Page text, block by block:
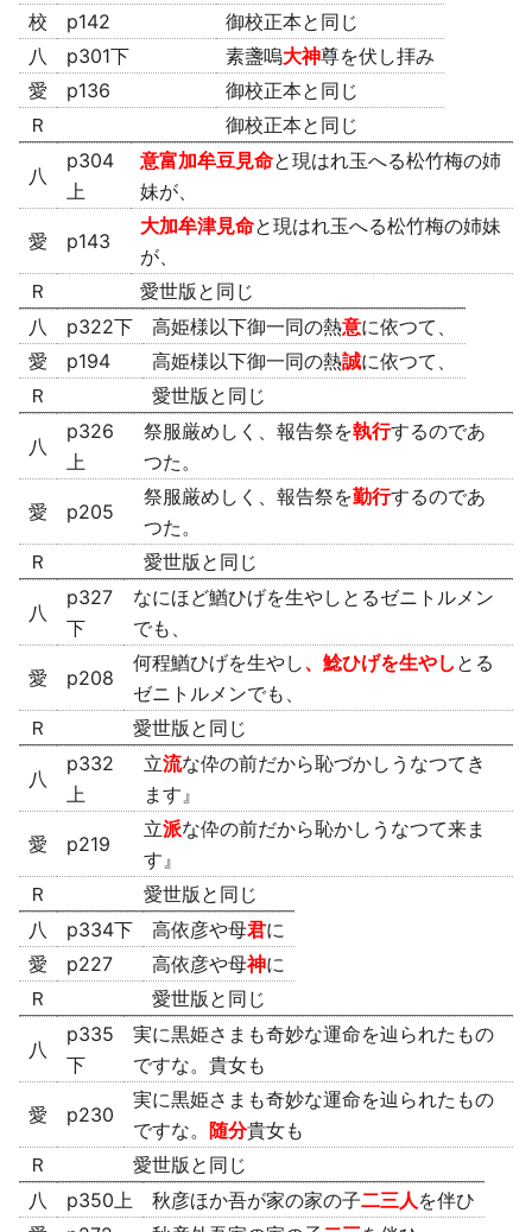
校
p142
御校正本と同じ
八
p301下 素盞嗚大神尊を伏し拝み
愛
p136
御校正本と同じ
Ｒ
御校正本と同じ
八
p304
上
意富加牟豆見命と現はれ玉へる松竹梅の姉
妹が、
愛 p143
大加牟津見命と現はれ玉へる松竹梅の姉妹
が、
Ｒ
愛世版と同じ
八
p322下 高姫様以下御一同の熱意に依つて、
愛
p194 高姫様以下御一同の熱誠に依つて、
Ｒ
愛世版と同じ
八
p326
上
祭服厳めしく、報告祭を執行するのであ
つた。
愛 p205
祭服厳めしく、報告祭を勤行するのであ
つた。
Ｒ
愛世版と同じ
八
p327
下
なにほど鰌ひげを生やしとるゼニトルメン
でも、
愛 p208
何程鰌ひげを生やし、鯰ひげを生やし とる
ゼニトルメンでも、
Ｒ
愛世版と同じ
八
p332
上
立流な伜の前だから恥づかしうなつてき
ます』
愛 p219
立派な伜の前だから恥かしうなつて来ま
す』
Ｒ
愛世版と同じ
八
p334下 高依彦や母君に
愛
p227 高依彦や母神に
Ｒ
愛世版と同じ
八
p335
下
実に黒姫さまも奇妙な運命を辿られたもの
ですな。貴女も
愛 p230
実に黒姫さまも奇妙な運命を辿られたもの
ですな。 随分貴女も
Ｒ
愛世版と同じ
八
p350上 秋彦ほか吾が家の家の子二三人を伴ひ